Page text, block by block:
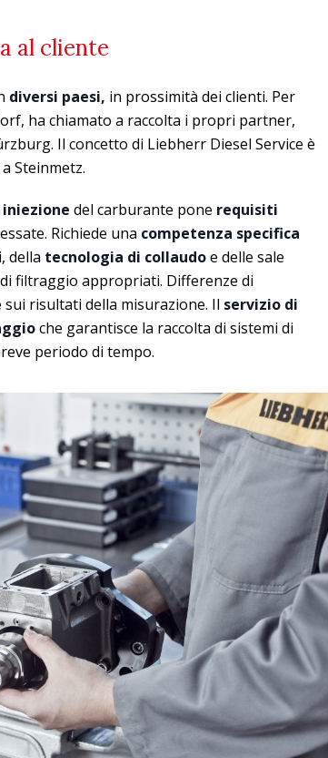
al cliente
diversi paesi, in prossimità dei clienti. Per
ha chiamato a raccolta i propri partner,
Il concetto di Liebherr Diesel Service è
Steinmetz.
del carburante pone requisiti
Richiede una competenza specifica
della tecnologia di collaudoe delle sale
filtraggio appropriati. Differenze di
risultati della misurazione. Il servizio di
che garantisce la raccolta di sistemi di
periodo di tempo.